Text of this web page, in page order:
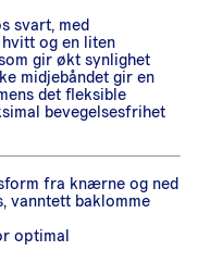
svart, med
hvitt og en liten
gir økt synlighet
midjebåndet gir en
det fleksible
bevegelsesfrihet
fra knærne og ned
vanntett baklomme
optimal